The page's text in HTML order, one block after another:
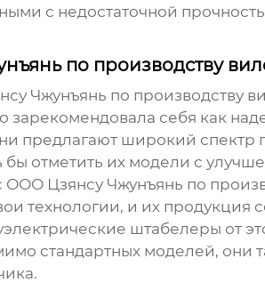
с недостаточной
по производству
Чжунъянь по производству
зарекомендовала себя как
предлагают широкий спектр
бы отметить их модели с
Цзянсу Чжунъянь по
технологии, и их продукция
штабелеры от
стандартных моделей, они